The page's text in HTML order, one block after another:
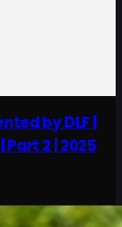
by DLF |
Part 2 | 2025